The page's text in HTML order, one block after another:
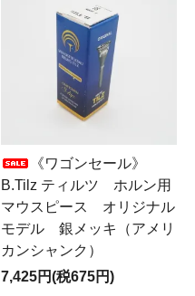
《ワゴンセール》
B.Tilz ティルツ ホルン用
マウスピース オリジナル
モデル 銀メッキ（アメリ
カンシャンク）
7,425円(税675円)